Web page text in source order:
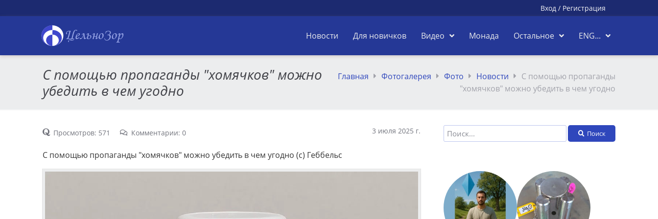
Вход / Регистрация
ЦельноЗор Новости Для новичков Видео Монада Остальное ENG...
С помощью пропаганды "хомячков" можно
убедить в чем угодно
Главная Фотогалерея Фото Новости
С помощью пропаганды
"хомячков" можно убедить в чем угодно
Просмотров: 571 Комментарии: 0 3 июля 2025 г.
С помощью пропаганды "хомячков" можно убедить в чем угодно (с) Геббельс
Поиск